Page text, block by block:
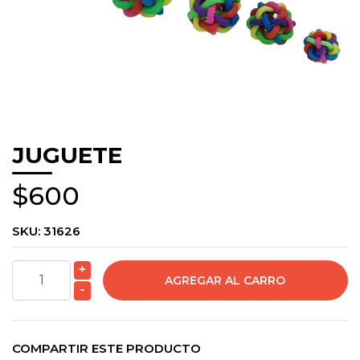
JUGUETE
$600
SKU: 31626
+
-
COMPARTIR ESTE PRODUCTO